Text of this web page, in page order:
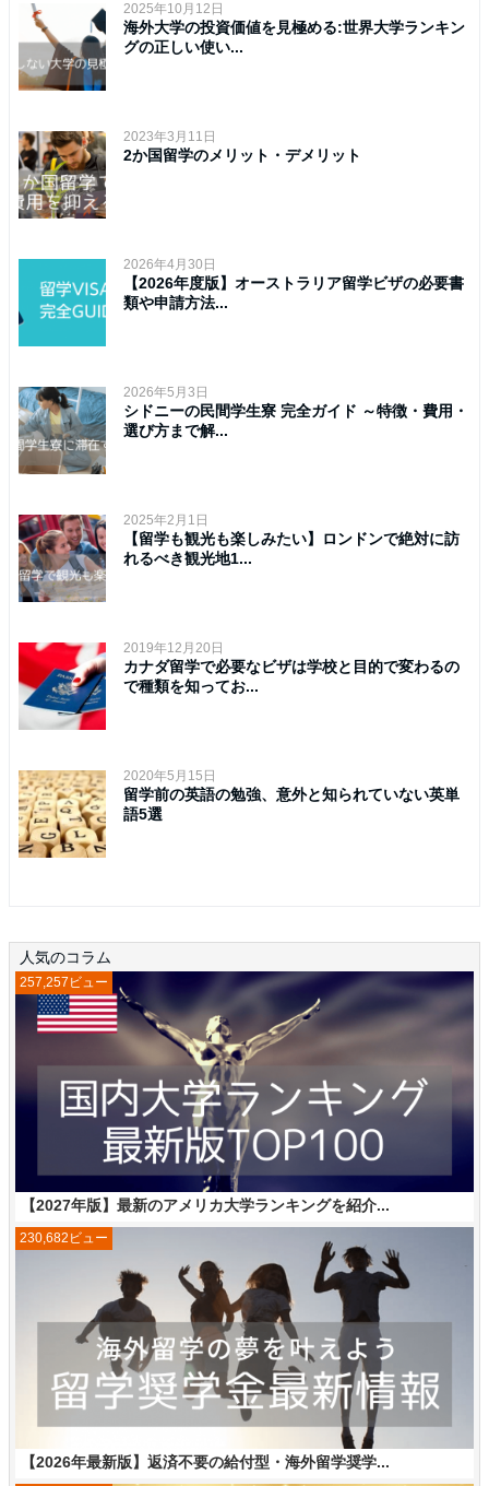
2025年10月12日
海外大学の投資価値を見極める:世界大学ランキン
グの正しい使い...
2023年3月11日
2か国留学のメリット・デメリット
2026年4月30日
【2026年度版】オーストラリア留学ビザの必要書
類や申請方法...
2026年5月3日
シドニーの民間学生寮 完全ガイド ～特徴・費用・
選び方まで解...
2025年2月1日
【留学も観光も楽しみたい】ロンドンで絶対に訪
れるべき観光地1...
2019年12月20日
カナダ留学で必要なビザは学校と目的で変わるの
で種類を知ってお...
2020年5月15日
留学前の英語の勉強、意外と知られていない英単
語5選
人気のコラム
【2027年版】最新のアメリカ大学ランキングを紹介...
257,257ビュー
【2026年最新版】返済不要の給付型・海外留学奨学...
230,682ビュー